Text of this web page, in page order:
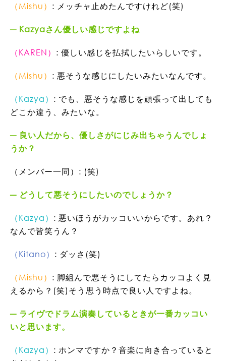
（Mishu） : メッチャ止めたんですけれど(笑)
Kazyaさん優しい感じですよね
（KAREN） : 優しい感じを払拭したいらしいです。
（Mishu） : 悪そうな感じにしたいみたいなんです。
（Kazya） : でも、悪そうな感じを頑張って出しても
どこか違う、みたいな。
良い人だから、優しさがにじみ出ちゃうんでしょ
うか？
（メンバー一同）: (笑)
どうして悪そうにしたいのでしょうか？
（Kazya） : 悪いほうがカッコいいからです。あれ？
なんで皆笑うん？
（Kitano） : ダッさ(笑)
（Mishu） : 脚組んで悪そうにしてたらカッコよく見
えるから？(笑)そう思う時点で良い人ですよね。
ライヴでドラム演奏しているときが一番カッコい
いと思います。
（Kazya） : ホンマですか？音楽に向き合っていると